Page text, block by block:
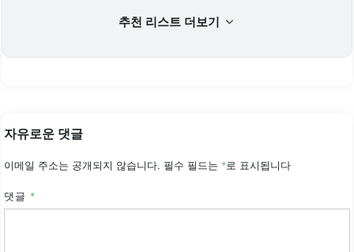
추천 리스트 더보기
자유로운 댓글
이메일 주소는 공개되지 않습니다. 필수 필드는 *로 표시됩니다
댓글 *